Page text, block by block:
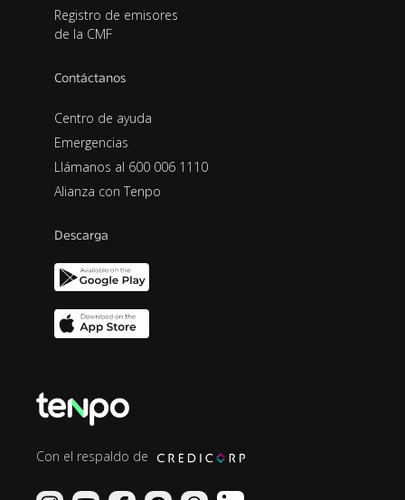
Registro de emisores
de la CMF
Contáctanos
Centro de ayuda
Emergencias
Llámanos al 600 006 1110
Alianza con Tenpo
Descarga
Con el respaldo de